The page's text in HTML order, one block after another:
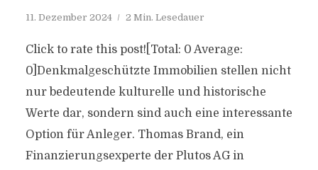
11. Dezember 2024 2 Min. Lesedauer
Click to rate this post![Total: 0 Average:
0]Denkmalgeschützte Immobilien stellen nicht
nur bedeutende kulturelle und historische
Werte dar, sondern sind auch eine interessante
Option für Anleger. Thomas Brand, ein
Finanzierungsexperte der Plutos AG in